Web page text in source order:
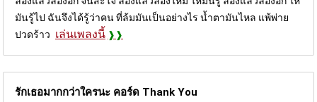
มันรู้ไป ฉันจึงได้รู้ว่าคน ที่ล้มมันเป็นอย่างไร น้ำตามันไหล แพ้พ่าย
ปวดร้าว เล่นเพลงนี้
รักเธอมากกว่าใครนะ คอร์ด Thank You